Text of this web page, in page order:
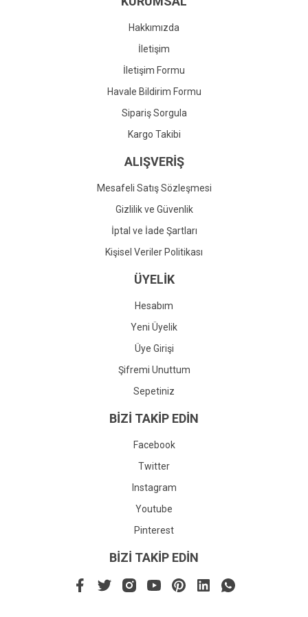
Gönder
Hakkımızda
İletişim
İletişim Formu
Havale Bildirim Formu
Sipariş Sorgula
Kargo Takibi
ALIŞVERİŞ
Mesafeli Satış Sözleşmesi
Gizlilik ve Güvenlik
İptal ve İade Şartları
Kişisel Veriler Politikası
ÜYELİK
Hesabım
Yeni Üyelik
Üye Girişi
Şifremi Unuttum
Sepetiniz
BİZİ TAKİP EDİN
Facebook
Twitter
Instagram
Youtube
Pinterest
BİZİ TAKİP EDİN